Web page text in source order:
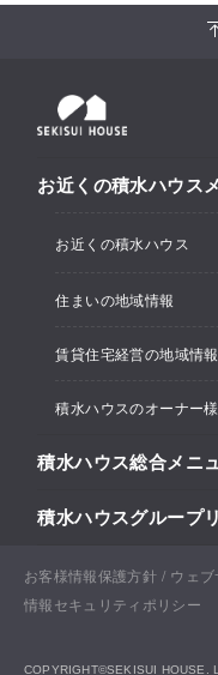
お問い合
お近くの積水ハウス
お近くの積水ハウス
住まいの地域情報
イベント情報
住宅展示場・ショ
分譲住宅・土地
戸建住宅
賃貸住宅経営の地域情報
イベント情報
支店・事業所情報
賃貸住宅経営（シ
土地活用
積水ハウスのオーナー
カスタマーズセン
リフォーム
Netオーナーズク
積水ハウス総合メニ
住まい
戸建住宅
土地活用
積水ハウスグループ
積水ハウス ノイエ株式
お客様情報保護方針
ウェ
情報セキュリティポリシー
COPYRIGHT©SEKISUI HOUSE.